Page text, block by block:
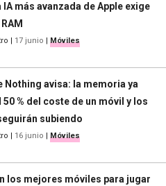
IA más avanzada de Apple exige
17 junio Móviles
Nothing avisa: la memoria ya
50 % del coste de un móvil y los
subiendo
16 junio Móviles
los mejores móviles para jugar